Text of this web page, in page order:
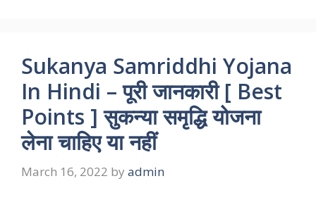
Sukanya Samriddhi Yojana
In Hindi – पूरी जानकारी [ Best
Points ] सुकन्या समृद्धि योजना
लेना चाहिए या नहीं
March 16, 2022 by admin